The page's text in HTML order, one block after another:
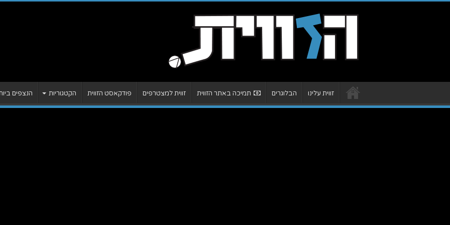
זווית עלינו הבלוגרים תמיכה באתר הזווית זווית למצטרפים פודקאסט הזווית הקטגוריות הנצפים